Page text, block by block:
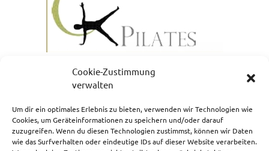
Cookie-Zustimmung
verwalten
Um dir ein optimales Erlebnis zu bieten, verwenden wir Technologien wie
Cookies, um Geräteinformationen zu speichern und/oder darauf
zuzugreifen. Wenn du diesen Technologien zustimmst, können wir Daten
wie das Surfverhalten oder eindeutige IDs auf dieser Website verarbeiten.
NEWSLETTERANMELDUNG